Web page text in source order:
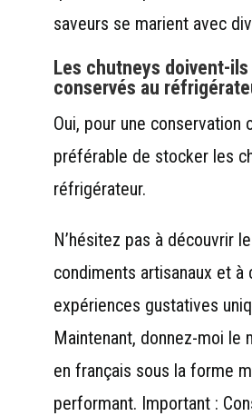
saveurs se marient avec
Les chutneys doivent-
conservés au
Oui, pour une conservation
préférable de stocker les
réfrigérateur.
N’hésitez pas à découvrir
condiments artisanaux et à
expériences gustatives
Maintenant, donnez-moi le
en français sous la forme
performant. Important :